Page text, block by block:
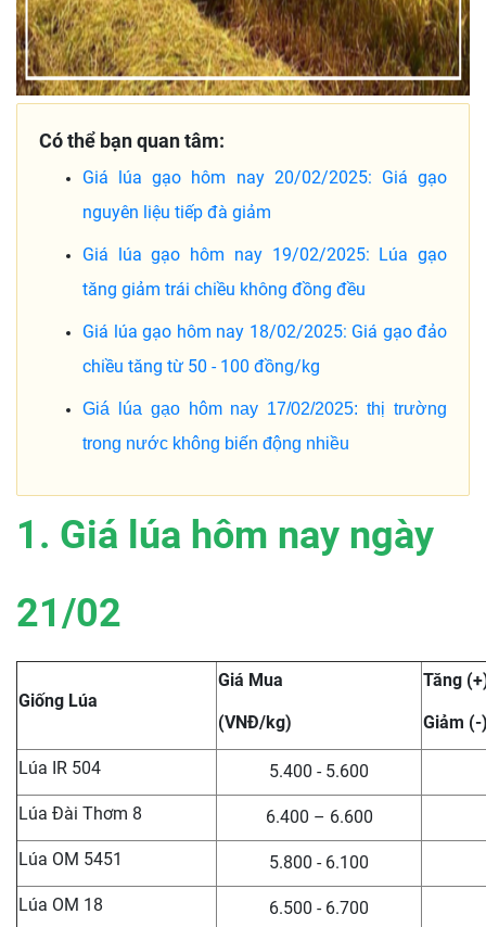
Có thể bạn quan tâm:
Giá lúa gạo hôm nay 20/02/2025: Giá gạo
nguyên liệu tiếp đà giảm
Giá lúa gạo hôm nay 19/02/2025: Lúa gạo
tăng giảm trái chiều không đồng đều
Giá lúa gạo hôm nay 18/02/2025: Giá gạo đảo
chiều tăng từ 50 - 100 đồng/kg
Giá lúa gạo hôm nay 17/02/2025: thị trường
trong nước không biến động nhiều
1. Giá lúa hôm nay ngày
21/02
Giống Lúa
Giá Mua
(VNĐ/kg)
Tăng
Giảm (-
Lúa IR 504 5.400 - 5.600
Lúa Đài Thơm 8 6.400 – 6.600
Lúa OM 5451 5.800 - 6.100
Lúa OM 18 6.500 - 6.700